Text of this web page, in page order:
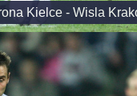
Kielce - Wisla